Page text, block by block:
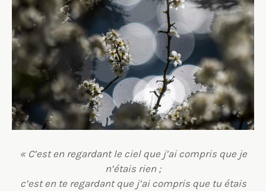
« C’est en regardant le ciel que j’ai compris que je
n’étais rien ;
c’est en te regardant que j’ai compris que tu étais